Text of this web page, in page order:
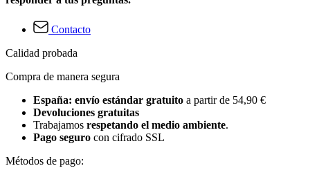
Contacto
Calidad probada
Compra de manera segura
España: envío estándar gratuito a partir de 54,90 €
Devoluciones gratuitas
Trabajamos respetando el medio ambiente.
Pago seguro con cifrado SSL
Métodos de pago: